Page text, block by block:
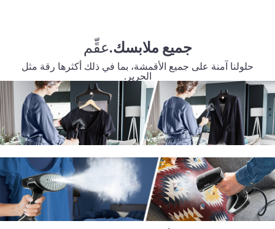
جميع ملابسك.عقِّم
حلولنا آمنة على جميع الأقمشة، بما في ذلك أكثرها رقة مثل
الحرير.